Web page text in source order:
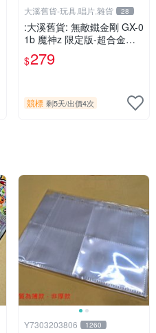
大溪舊貨-玩具.唱片.雜貨 28
:大溪舊貨: 無敵鐵金剛 GX-0
1b 魔神z 限定版-超合金魂-
無缺件-品相如圖.現況出售,
$279
競標 剩5天/出價4次
Y7303203806 1260